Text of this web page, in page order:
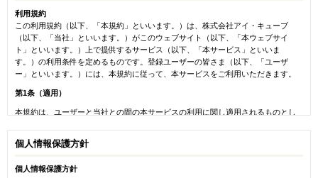
利用規約
この利用規約（以下、「本規約」といいます。）は、株式会社アイ・キューブ
（以下、「当社」といいます。）がこのウェブサイト（以下、「本ウェブサイ
ト」といいます。）上で提供するサービス（以下、「本サービス」といいま
す。）の利用条件を定めるものです。登録ユーザーの皆さま（以下、「ユーザ
ー」といいます。）には、本規約に従って、本サービスをご利用いただきます。
第1条（適用）
本規約は、ユーザーと当社との間の本サービスの利用に関し適用されるものとし
第2条（利用登録）
がこれを承認することによって、利用登録が完了し、ユーザーとなるものとし
個人情報保護方針
個人情報保護方針